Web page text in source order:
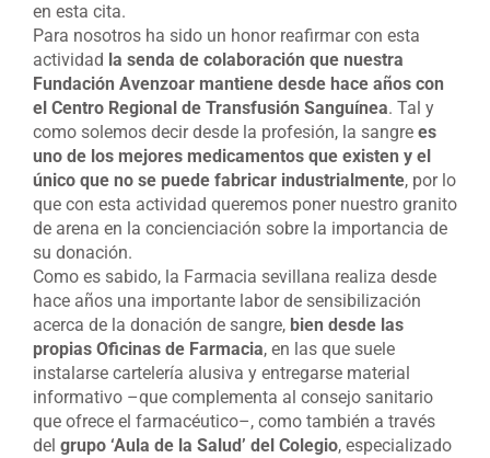
en esta cita.
Para nosotros ha sido un honor reafirmar con esta
actividad la senda de colaboración que nuestra
Fundación Avenzoar mantiene desde hace años con
el Centro Regional de Transfusión Sanguínea. Tal y
como solemos decir desde la profesión, la sangre es
uno de los mejores medicamentos que existen y el
único que no se puede fabricar industrialmente, por lo
que con esta actividad queremos poner nuestro granito
de arena en la concienciación sobre la importancia de
su donación.
Como es sabido, la Farmacia sevillana realiza desde
hace años una importante labor de sensibilización
acerca de la donación de sangre, bien desde las
propias Oficinas de Farmacia, en las que suele
instalarse cartelería alusiva y entregarse material
informativo –que complementa al consejo sanitario
que ofrece el farmacéutico–, como también a través
del grupo ‘Aula de la Salud’ del Colegio, especializado